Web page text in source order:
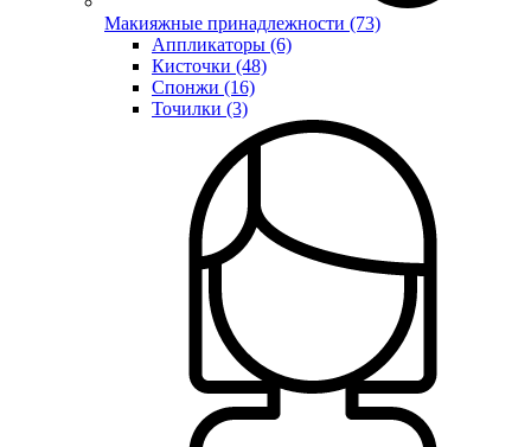
Макияжные принадлежности (73)
Аппликаторы (6)
Кисточки (48)
Спонжи (16)
Точилки (3)